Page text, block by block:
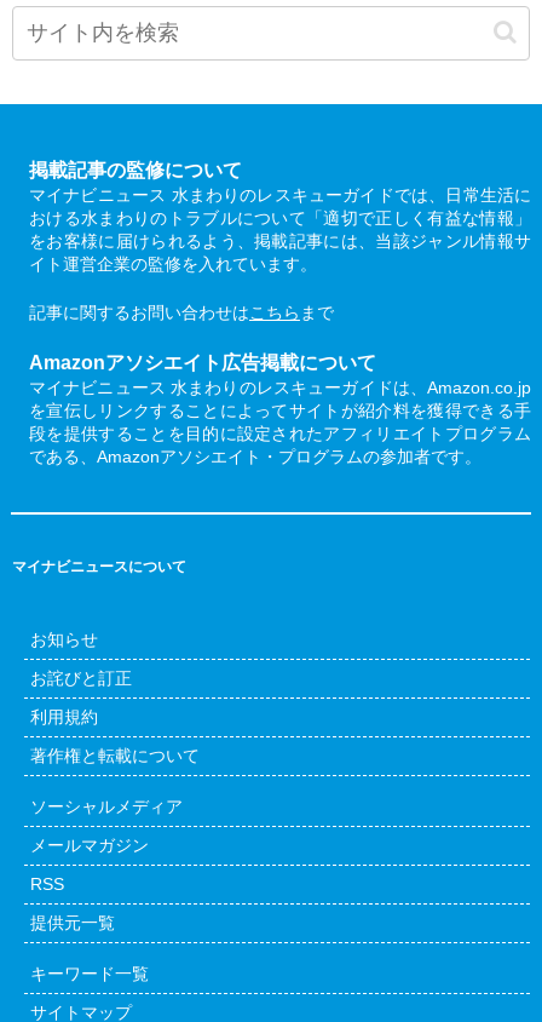
掲載記事の監修について
マイナビニュース 水まわりのレスキューガイドでは、日常生活に
おける水まわりのトラブルについて「適切で正しく有益な情報」
をお客様に届けられるよう、掲載記事には、当該ジャンル情報サ
イト運営企業の監修を入れています。
記事に関するお問い合わせはこちら まで
Amazonアソシエイト広告掲載について
マイナビニュース 水まわりのレスキューガイドは、Amazon.co.jp
を宣伝しリンクすることによってサイトが紹介料を獲得できる手
段を提供することを目的に設定されたアフィリエイトプログラム
である、Amazonアソシエイト・プログラムの参加者です。
マイナビニュースについて
お知らせ
お詫びと訂正
利用規約
著作権と転載について
ソーシャルメディア
メールマガジン
RSS
提供元一覧
キーワード一覧
サイトマップ